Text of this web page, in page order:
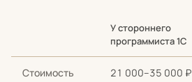
У стороннего
программиста 1С
Стоимость 21 000–35 000 ₽